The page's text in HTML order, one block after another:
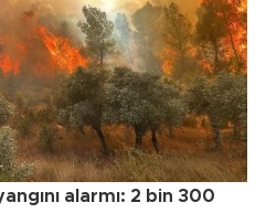
alarmı: 2 bin 300